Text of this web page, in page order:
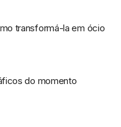
transformá-la em ócio
do momento